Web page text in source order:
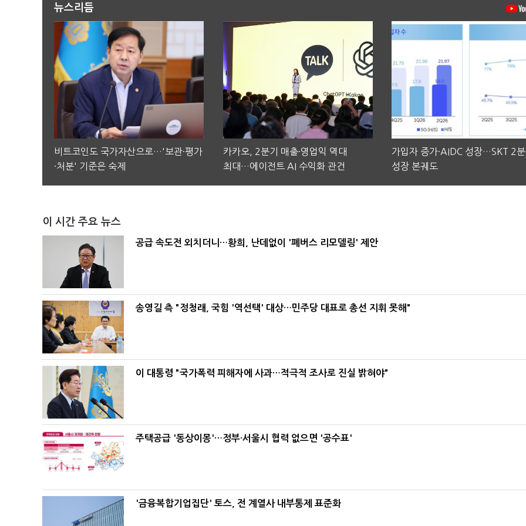
뉴스리듬
비트코인도 국가자산으로…'보관·평가
·처분' 기준은 숙제
카카오, 2분기 매출·영업익 역대
최대…에이전트 AI 수익화 관건
가입자 증가·AIDC 성장…SKT 2
성장 본궤도
이 시간 주요 뉴스
공급 속도전 외치더니…황희, 난데없이 '폐버스 리모델링' 제안
송영길 측 "정청래, 국힘 '역선택' 대상…민주당 대표로 총선 지휘 못해"
이 대통령 "국가폭력 피해자에 사과…적극적 조사로 진실 밝혀야"
주택공급 '동상이몽'…정부·서울시 협력 없으면 '공수표'
'금융복합기업집단' 토스, 전 계열사 내부통제 표준화